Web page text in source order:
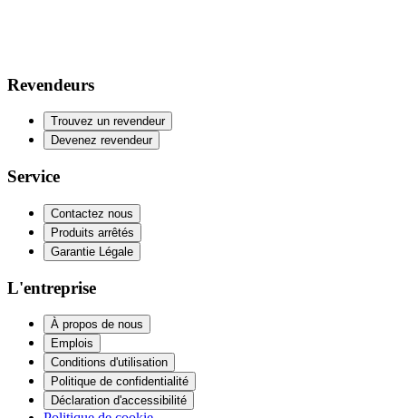
Revendeurs
Trouvez un revendeur
Devenez revendeur
Service
Contactez nous
Produits arrêtés
Garantie Légale
L'entreprise
À propos de nous
Emplois
Conditions d'utilisation
Politique de confidentialité
Déclaration d'accessibilité